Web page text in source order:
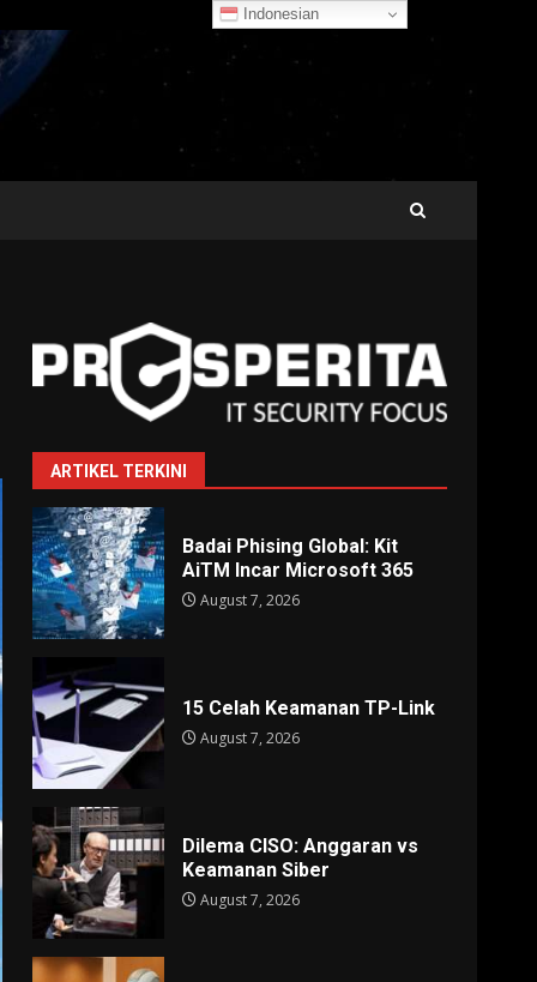
ARTIKEL TERKINI
Badai Phising Global: Kit
AiTM Incar Microsoft 365
August 7, 2026
15 Celah Keamanan TP-Link
August 7, 2026
Dilema CISO: Anggaran vs
Keamanan Siber
August 7, 2026
Indonesian